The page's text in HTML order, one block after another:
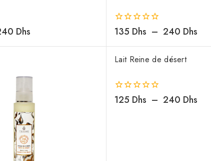
Dhs
0
5
135 Dhs – 240 Dhs
Lait Reine de désert
0
125 Dhs – 240 Dhs